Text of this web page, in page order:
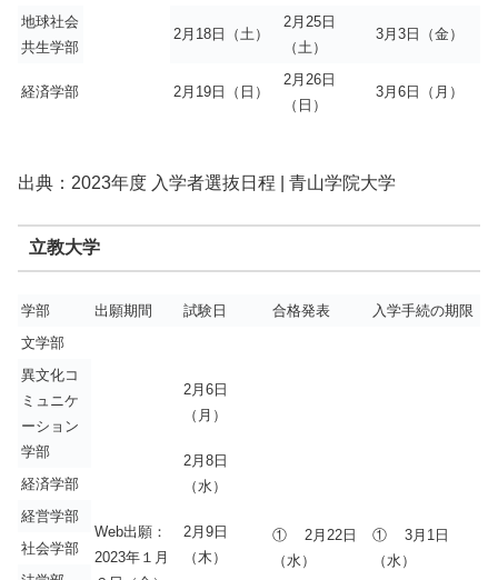
地球社会
共生学部
2月18日（土）
2月25日
（土）
3月3日（金）
経済学部 2月19日（日）
2月26日
（日）
3月6日（月）
出典：2023年度 入学者選抜日程 | 青山学院大学
立教大学
学部 出願期間 試験日 合格発表
入学手続の期限
文学部
Web出願：
2023年１月
2月6日
（月）
2月8日
（水）
2月9日
（木）
① 2月22日
（水）
① 3月1日
（水）
異文化コ
ミュニケ
ーション
学部
経済学部
経営学部
社会学部